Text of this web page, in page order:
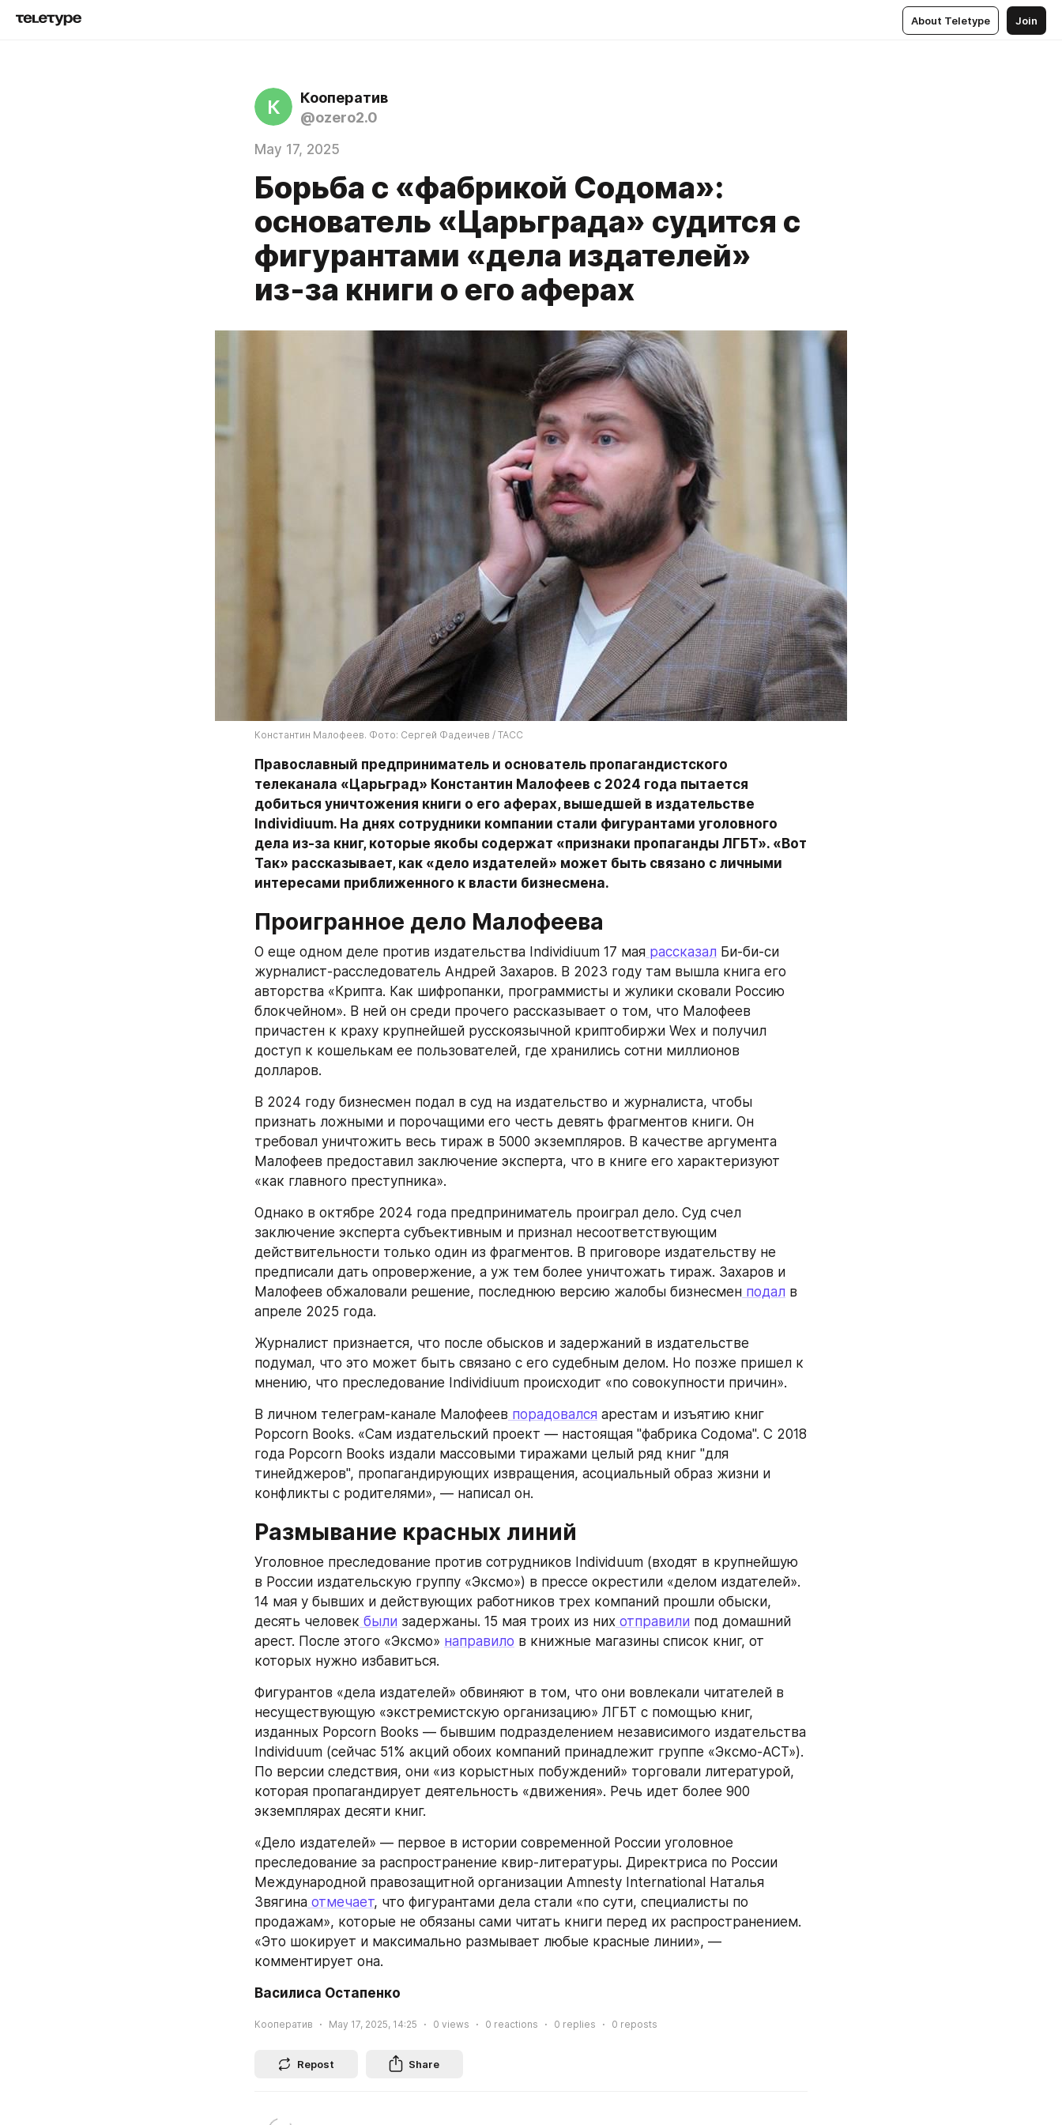
About Teletype Join
К
Кооператив
@ozero2.0
May 17, 2025
Борьба с «фабрикой Содома»:
основатель «Царьграда» судится с
фигурантами «дела издателей»
из-за книги о его аферах
Константин Малофеев. Фото: Сергей Фадеичев / ТАСС
Православный предприниматель и основатель пропагандистского
телеканала «Царьград» Константин Малофеев с 2024 года пытается
добиться уничтожения книги о его аферах, вышедшей в издательстве
Individiuum. На днях сотрудники компании стали фигурантами уголовного
дела из-за книг, которые якобы содержат «признаки пропаганды ЛГБТ». «Вот
Так» рассказывает, как «дело издателей» может быть связано с личными
интересами приближенного к власти бизнесмена.
Проигранное дело Малофеева
О еще одном деле против издательства Individiuum 17 мая рассказал Би-би-си
журналист-расследователь Андрей Захаров. В 2023 году там вышла книга его
авторства «Крипта. Как шифропанки, программисты и жулики сковали Россию
блокчейном». В ней он среди прочего рассказывает о том, что Малофеев
причастен к краху крупнейшей русскоязычной криптобиржи Wex и получил
доступ к кошелькам ее пользователей, где хранились сотни миллионов
долларов.
В 2024 году бизнесмен подал в суд на издательство и журналиста, чтобы
признать ложными и порочащими его честь девять фрагментов книги. Он
требовал уничтожить весь тираж в 5000 экземпляров. В качестве аргумента
Малофеев предоставил заключение эксперта, что в книге его характеризуют
«как главного преступника».
Однако в октябре 2024 года предприниматель проиграл дело. Суд счел
заключение эксперта субъективным и признал несоответствующим
действительности только один из фрагментов. В приговоре издательству не
предписали дать опровержение, а уж тем более уничтожать тираж. Захаров и
Малофеев обжаловали решение, последнюю версию жалобы бизнесмен подал в
апреле 2025 года.
Журналист признается, что после обысков и задержаний в издательстве
подумал, что это может быть связано с его судебным делом. Но позже пришел к
мнению, что преследование Individiuum происходит «по совокупности причин».
В личном телеграм-канале Малофеев порадовался арестам и изъятию книг
Popcorn Books. «Сам издательский проект — настоящая "фабрика Содома". С 2018
года Popcorn Books издали массовыми тиражами целый ряд книг "для
тинейджеров", пропагандирующих извращения, асоциальный образ жизни и
конфликты с родителями», — написал он.
Размывание красных линий
Уголовное преследование против сотрудников Individuum (входят в крупнейшую
в России издательскую группу «Эксмо») в прессе окрестили «делом издателей».
14 мая у бывших и действующих работников трех компаний прошли обыски,
десять человек были задержаны. 15 мая троих из них отправили под домашний
арест. После этого «Эксмо» направило в книжные магазины список книг, от
которых нужно избавиться.
Фигурантов «дела издателей» обвиняют в том, что они вовлекали читателей в
несуществующую «экстремистскую организацию» ЛГБТ с помощью книг,
изданных Popcorn Books — бывшим подразделением независимого издательства
Individuum (сейчас 51% акций обоих компаний принадлежит группе «Эксмо-АСТ»).
По версии следствия, они «из корыстных побуждений» торговали литературой,
которая пропагандирует деятельность «движения». Речь идет более 900
экземплярах десяти книг.
«Дело издателей» — первое в истории современной России уголовное
преследование за распространение квир-литературы. Директриса по России
Международной правозащитной организации Amnesty International Наталья
Звягина отмечает, что фигурантами дела стали «по сути, специалисты по
продажам», которые не обязаны сами читать книги перед их распространением.
«Это шокирует и максимально размывает любые красные линии», —
комментирует она.
Василиса Остапенко
Кооператив May 17, 2025, 14:25 0 views 0 reactions 0 replies 0 reposts
Repost Share